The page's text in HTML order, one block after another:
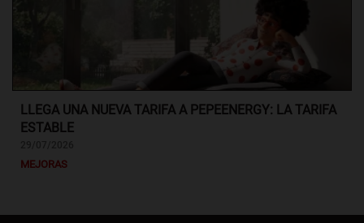
LLEGA UNA NUEVA TARIFA A PEPEENERGY: LA TARIFA
ESTABLE
MEJORAS